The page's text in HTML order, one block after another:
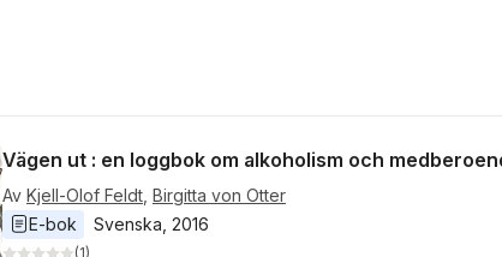
Vägen ut : en loggbok om alkoholism och
Av Kjell-Olof Feldt Birgitta von Otter
E-bok
Svenska 2016
(1)